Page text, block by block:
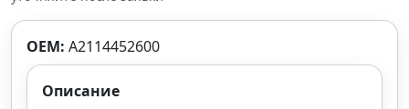
OEM: A2114452600
Описание